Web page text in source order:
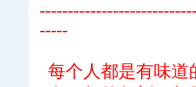
-----
每个人都是有味道